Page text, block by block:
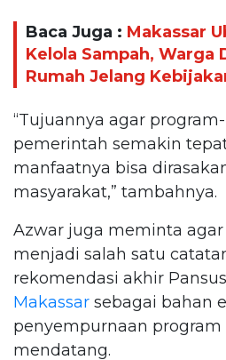
Baca Juga : Makassar
Kelola Sampah, Warga
Rumah Jelang
“Tujuannya agar
pemerintah semakin
manfaatnya bisa
masyarakat,” tambahnya.
Azwar juga meminta agar
menjadi salah satu
rekomendasi akhir Pansus
Makassar sebagai bahan
penyempurnaan
mendatang.